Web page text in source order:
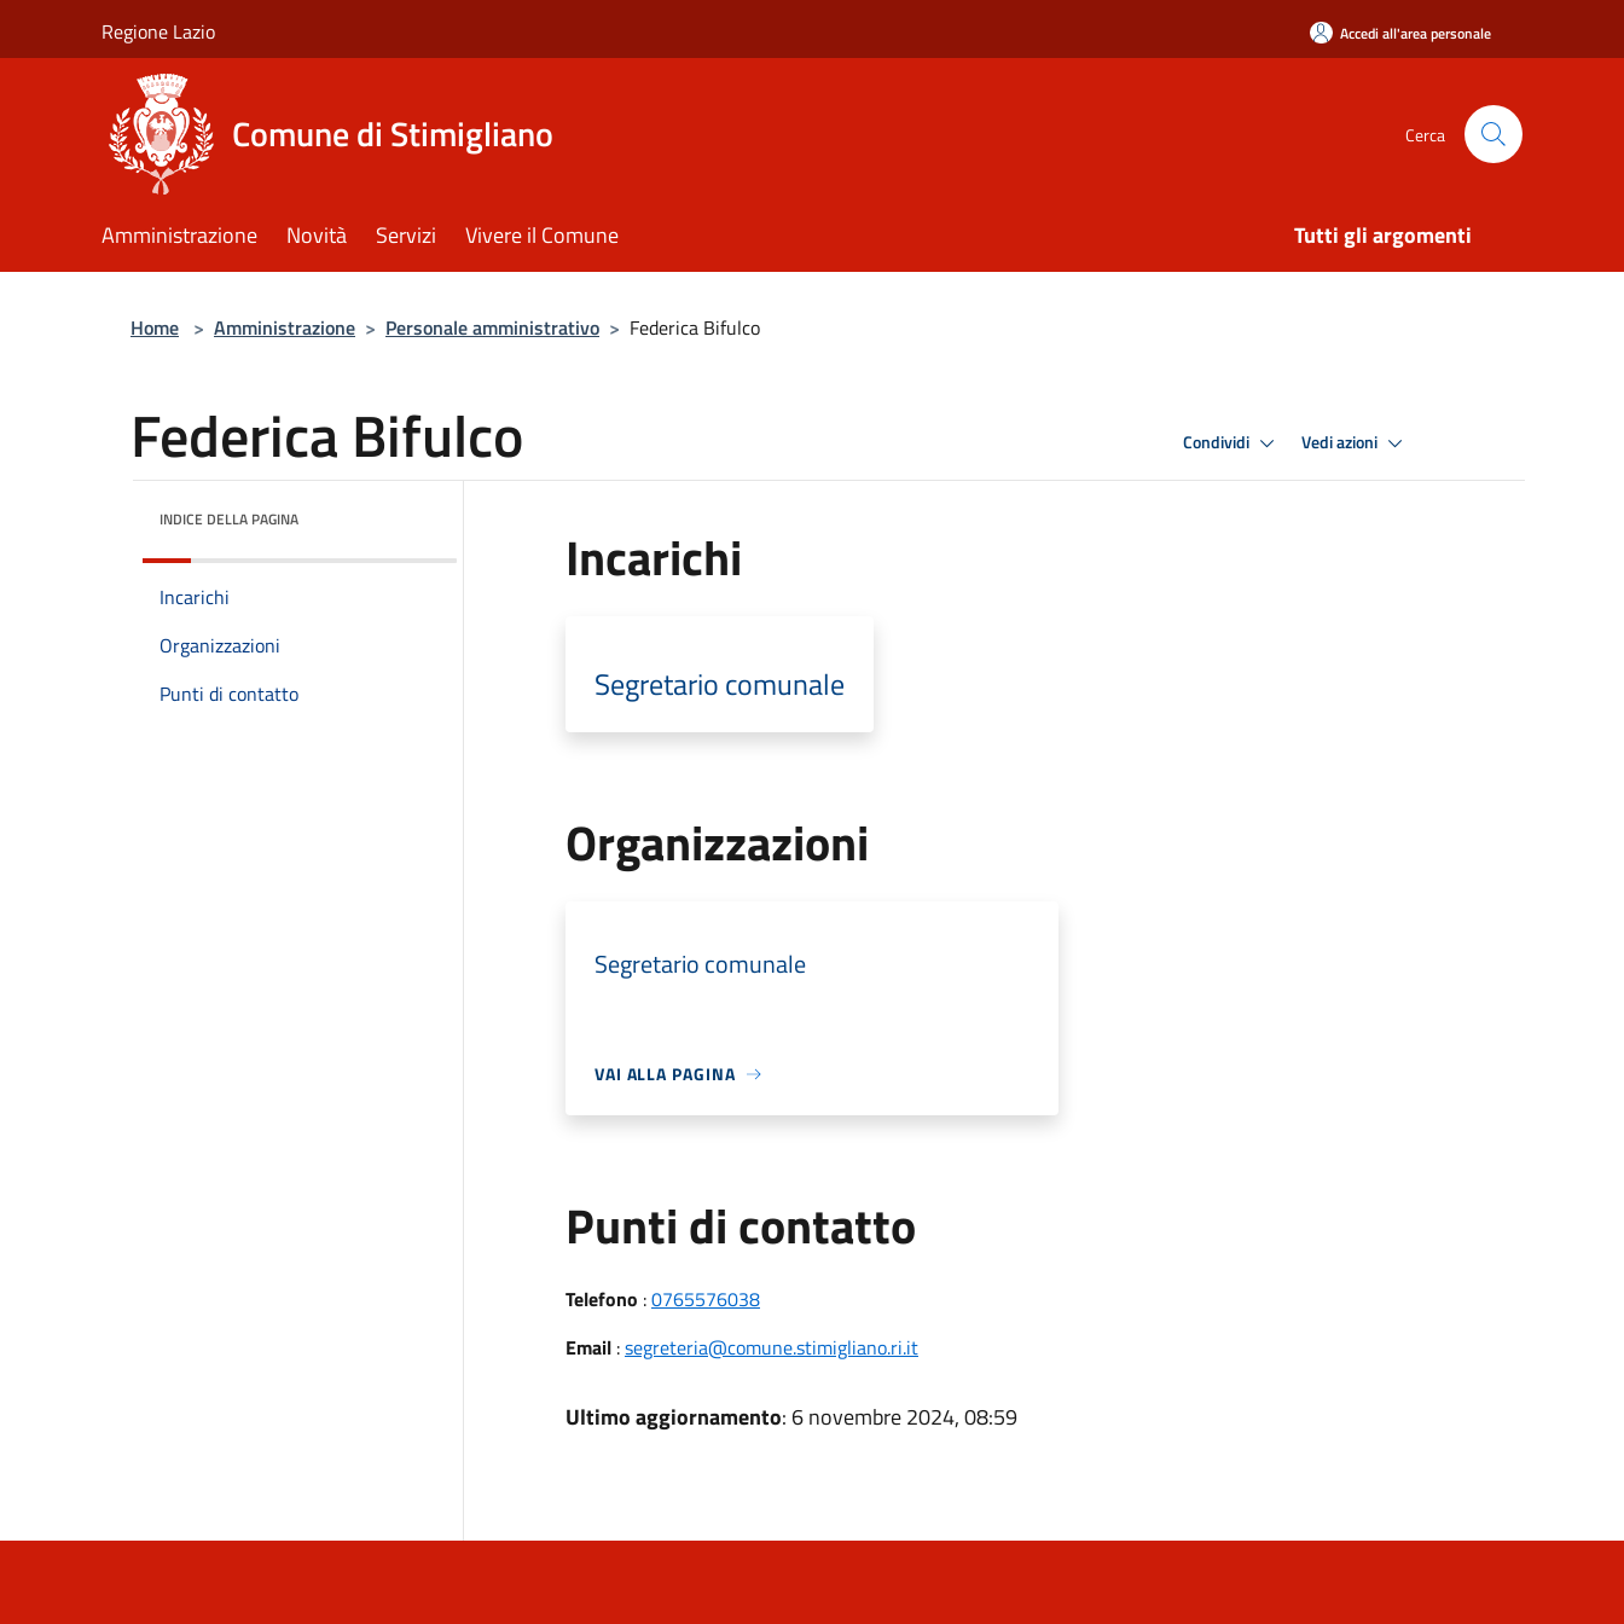
Regione Lazio Accedi all'area personale
Comune di Stimigliano Cerca
Amministrazione Novità Servizi Vivere il Comune Tutti gli argomenti
Home > Amministrazione > Personale amministrativo > Federica Bifulco
Federica Bifulco Condividi Vedi azioni
INDICE DELLA PAGINA
Incarichi
Organizzazioni
Punti di contatto
Incarichi
Segretario comunale
Organizzazioni
Segretario comunale
VAI ALLA PAGINA
Punti di contatto
Telefono :0765576038
Email :segreteria@comune.stimigliano.ri.it
Ultimo aggiornamento: 6 novembre 2024, 08:59